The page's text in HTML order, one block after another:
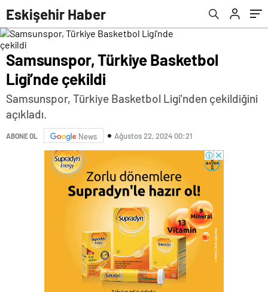
Eskişehir Haber
Samsunspor, Türkiye Basketbol
Ligi’nde çekildi
Samsunspor, Türkiye Basketbol Ligi'nden çekildiğini
açıkladı.
ABONE OL News Ağustos 22, 2024 00:21